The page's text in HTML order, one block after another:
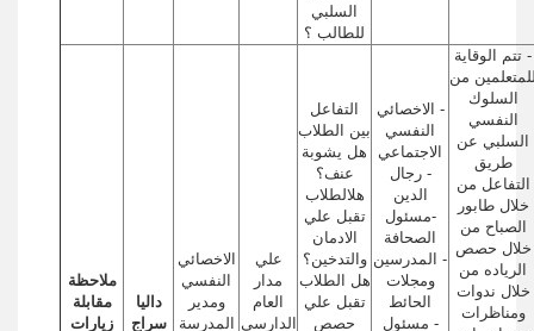
السلبي
للطالب ؟
- تتم الوقاية
من
السلوك
النفسي
السلبي عن
طريق
التفاعل من
خلال طابور
الصباح من
خلال حصص
الرياده من
خلال ندوات
ومناظرات
- الاخصائي
النفسي
الاجتماعي
- رجال
الدين
-مسئول
الصحافة
- المدرسين
ومجلات
الحائط
- مسئول
التفاعل
بين الطلاب
هل يشوبة
عنف؟
هلالطلاب
تقبل علي
الادمان
والتدخين؟
هل الطلاب
تقبل علي
حصص
علي
مدار
العام
الدارسي
الاخصائي
النفسي
ومدير
المدرسة
داليا
سراج
ملاحظة
مقابلة
زيارات